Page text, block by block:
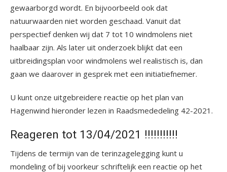
gewaarborgd wordt. En bijvoorbeeld ook dat
natuurwaarden niet worden geschaad. Vanuit dat
perspectief denken wij dat 7 tot 10 windmolens niet
haalbaar zijn. Als later uit onderzoek blijkt dat een
uitbreidingsplan voor windmolens wel realistisch is, dan
gaan we daarover in gesprek met een initiatiefnemer.
U kunt onze uitgebreidere reactie op het plan van
Hagenwind hieronder lezen in Raadsmededeling 42-2021.
Reageren tot 13/04/2021 !!!!!!!!!!!
Tijdens de termijn van de terinzagelegging kunt u
mondeling of bij voorkeur schriftelijk een reactie op het